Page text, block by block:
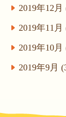
2019年12月
2019年11月
2019年10月
2019年9月